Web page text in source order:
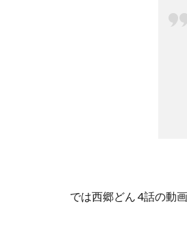
では西郷どん 4話の動